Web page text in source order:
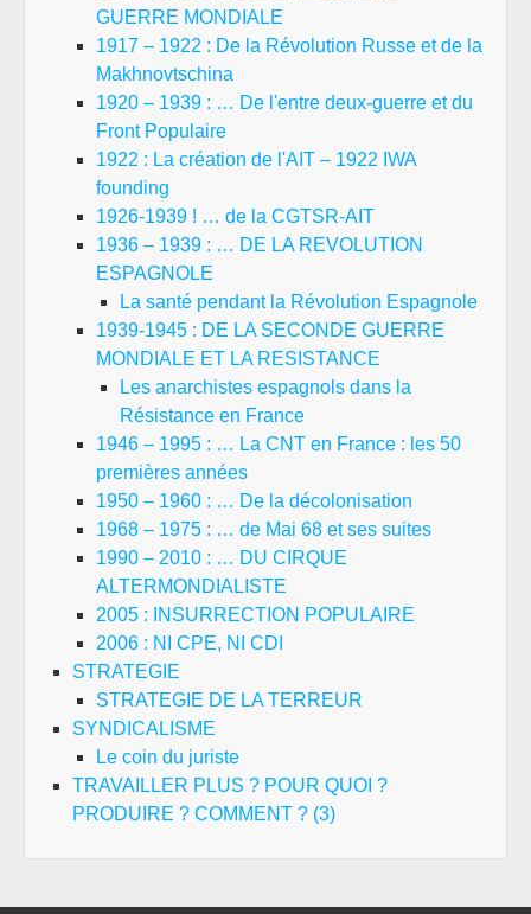
GUERRE MONDIALE
1917 – 1922 : De la Révolution Russe et de la
Makhnovtschina
1920 – 1939 : … De l'entre deux-guerre et du
Front Populaire
1922 : La création de l'AIT – 1922 IWA
founding
1926-1939 ! … de la CGTSR-AIT
1936 – 1939 : … DE LA REVOLUTION
ESPAGNOLE
La santé pendant la Révolution Espagnole
1939-1945 : DE LA SECONDE GUERRE
MONDIALE ET LA RESISTANCE
Les anarchistes espagnols dans la
Résistance en France
1946 – 1995 : … La CNT en France : les 50
premières années
1950 – 1960 : … De la décolonisation
1968 – 1975 : … de Mai 68 et ses suites
1990 – 2010 : … DU CIRQUE
ALTERMONDIALISTE
2005 : INSURRECTION POPULAIRE
2006 : NI CPE, NI CDI
STRATEGIE
STRATEGIE DE LA TERREUR
SYNDICALISME
Le coin du juriste
TRAVAILLER PLUS ? POUR QUOI ?
PRODUIRE ? COMMENT ? (3)